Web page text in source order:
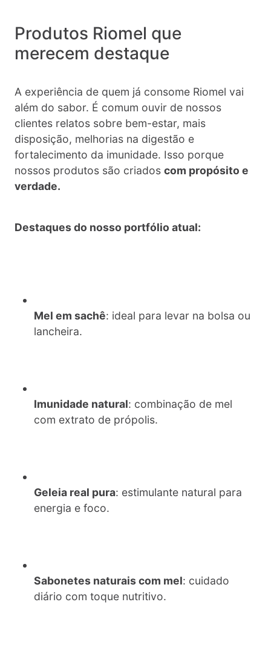
Produtos Riomel que
merecem destaque
A experiência de quem já consome Riomel vai
além do sabor. É comum ouvir de nossos
clientes relatos sobre bem-estar, mais
disposição, melhorias na digestão e
fortalecimento da imunidade. Isso porque
nossos produtos são criados com propósito e
verdade.
Destaques do nosso portfólio atual:
Mel em sachê: ideal para levar na bolsa ou
lancheira.
Imunidade natural: combinação de mel
com extrato de própolis.
Geleia real pura: estimulante natural para
energia e foco.
Sabonetes naturais com mel: cuidado
diário com toque nutritivo.